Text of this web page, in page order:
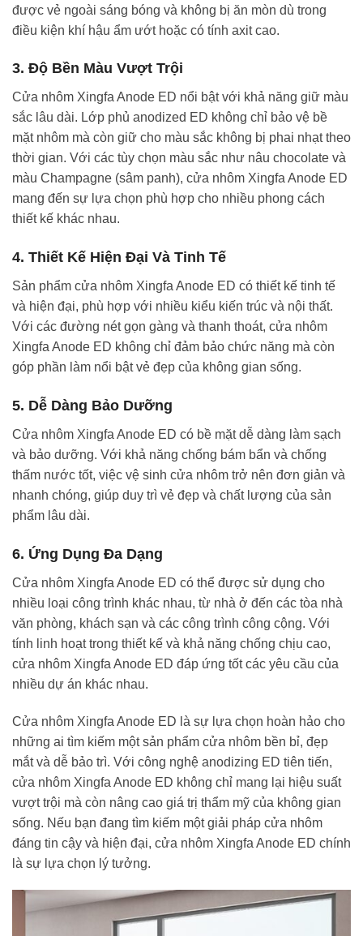
được vẻ ngoài sáng bóng và không bị ăn mòn dù trong
điều kiện khí hậu ẩm ướt hoặc có tính axit cao.
3. Độ Bền Màu Vượt Trội
Cửa nhôm Xingfa Anode ED nổi bật với khả năng giữ màu
sắc lâu dài. Lớp phủ anodized ED không chỉ bảo vệ bề
mặt nhôm mà còn giữ cho màu sắc không bị phai nhạt theo
thời gian. Với các tùy chọn màu sắc như nâu chocolate và
màu Champagne (sâm panh), cửa nhôm Xingfa Anode ED
mang đến sự lựa chọn phù hợp cho nhiều phong cách
thiết kế khác nhau.
4. Thiết Kế Hiện Đại Và Tinh Tế
Sản phẩm cửa nhôm Xingfa Anode ED có thiết kế tinh tế
và hiện đại, phù hợp với nhiều kiểu kiến trúc và nội thất.
Với các đường nét gọn gàng và thanh thoát, cửa nhôm
Xingfa Anode ED không chỉ đảm bảo chức năng mà còn
góp phần làm nổi bật vẻ đẹp của không gian sống.
5. Dễ Dàng Bảo Dưỡng
Cửa nhôm Xingfa Anode ED có bề mặt dễ dàng làm sạch
và bảo dưỡng. Với khả năng chống bám bẩn và chống
thấm nước tốt, việc vệ sinh cửa nhôm trở nên đơn giản và
nhanh chóng, giúp duy trì vẻ đẹp và chất lượng của sản
phẩm lâu dài.
6. Ứng Dụng Đa Dạng
Cửa nhôm Xingfa Anode ED có thể được sử dụng cho
nhiều loại công trình khác nhau, từ nhà ở đến các tòa nhà
văn phòng, khách sạn và các công trình công cộng. Với
tính linh hoạt trong thiết kế và khả năng chống chịu cao,
cửa nhôm Xingfa Anode ED đáp ứng tốt các yêu cầu của
nhiều dự án khác nhau.
Cửa nhôm Xingfa Anode ED là sự lựa chọn hoàn hảo cho
những ai tìm kiếm một sản phẩm cửa nhôm bền bỉ, đẹp
mắt và dễ bảo trì. Với công nghệ anodizing ED tiên tiến,
cửa nhôm Xingfa Anode ED không chỉ mang lại hiệu suất
vượt trội mà còn nâng cao giá trị thẩm mỹ của không gian
sống. Nếu bạn đang tìm kiếm một giải pháp cửa nhôm
đáng tin cậy và hiện đại, cửa nhôm Xingfa Anode ED chính
là sự lựa chọn lý tưởng.